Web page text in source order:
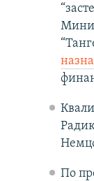
По